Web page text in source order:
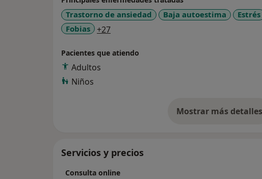
Trastorno de ansiedad Baja autoestima Estrés
Fobias
+27a11y_sr_more_diseases
Pacientes que atiendo
Adultos
Niños
Mostrar más detalles
sobre la
Servicios y precios
Consulta online